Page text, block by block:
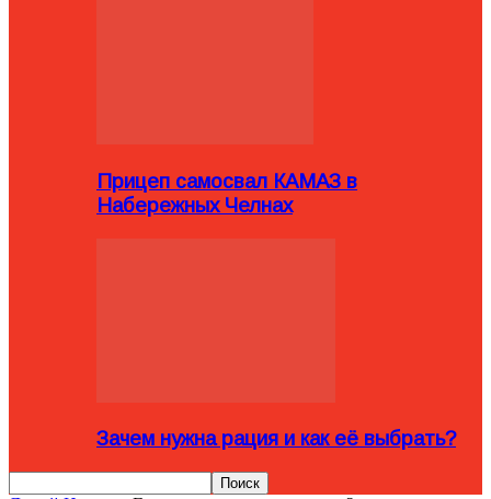
Прицеп самосвал КАМАЗ в
Набережных Челнах
Зачем нужна рация и как её выбрать?